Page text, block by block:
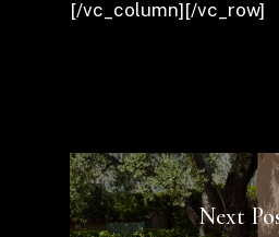
[/vc_column][/vc_row]
Next